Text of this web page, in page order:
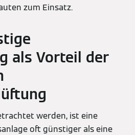
zum Einsatz.
als Vorteil der
werden, ist eine
oft günstiger als eine